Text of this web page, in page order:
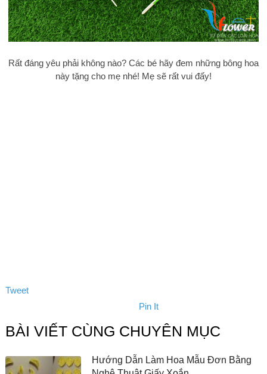
Rất đáng yêu phải không nào? Các bé hãy đem những bông hoa
này tặng cho mẹ nhé! Mẹ sẽ rất vui đấy!
Tweet
Pin It
BÀI VIẾT CÙNG CHUYÊN MỤC
Hướng Dẫn Làm Hoa Mẫu Đơn Bằng